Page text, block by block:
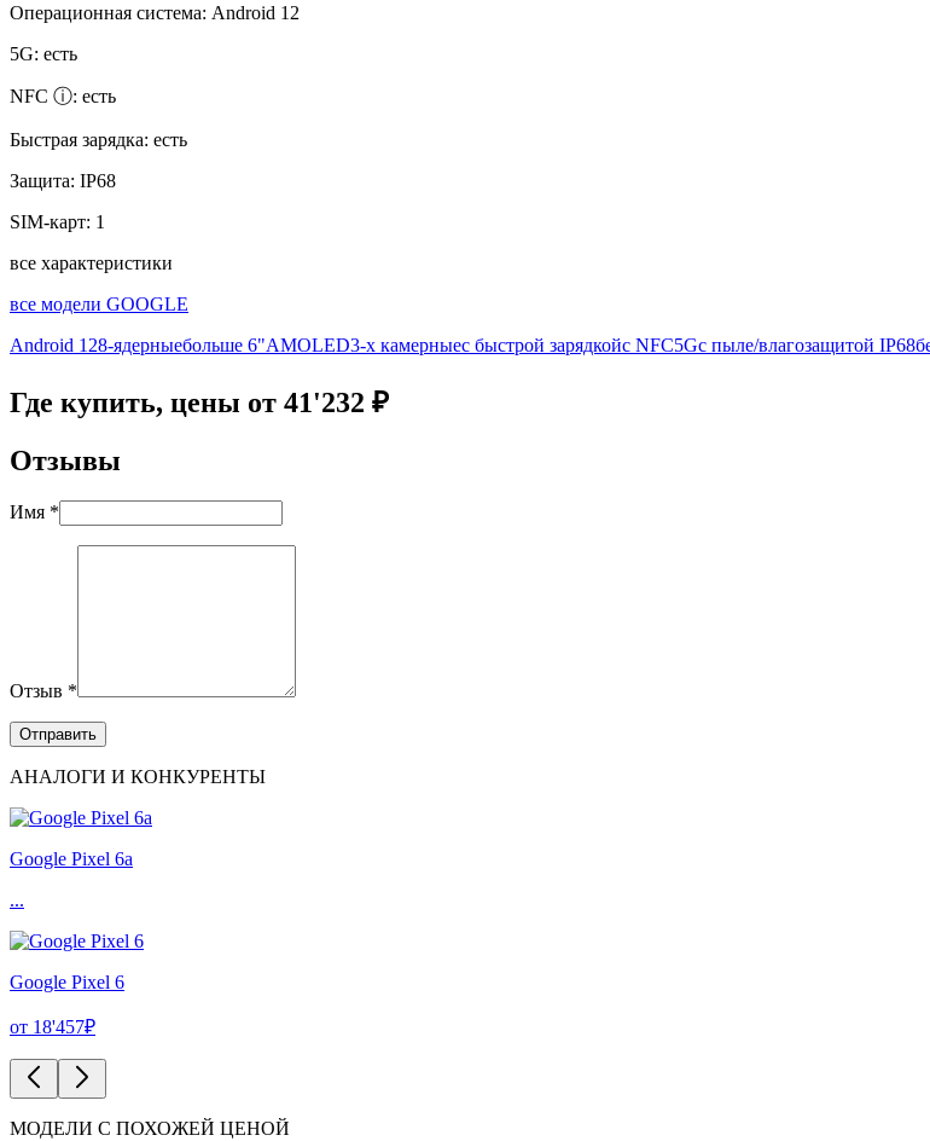
Операционная система: Android 12
5G: есть
NFC ⓘ: есть
Быстрая зарядка: есть
Защита: IP68
SIM-карт: 1
все характеристики
все модели GOOGLE
Android 128-ядерныебольше 6"AMOLED3-х камерныес быстрой зарядкойс NFC5Gс пыле/влагозащитой IP68
Где купить, цены от 41'232 ₽
Отзывы
Имя *
Отзыв *
АНАЛОГИ И КОНКУРЕНТЫ
Google Pixel 6a
...
Google Pixel 6
от 18'457₽
МОДЕЛИ С ПОХОЖЕЙ ЦЕНОЙ